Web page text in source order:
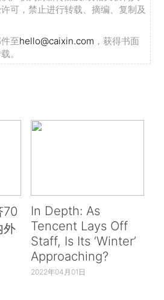
可，禁止进行转载、摘编、复制及
至hello@caixin.com ，获得书面
。
70
外
In Depth: As
Tencent Lays Off
Staff, Is Its ‘Winter’
Approaching?
2022年04月01日